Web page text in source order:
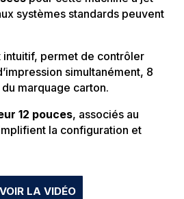
systèmes standards peuvent
intuitif, permet de contrôler
simultanément, 8
marquage carton.
12 pouces, associés au
la configuration et
VOIR LA VIDÉO